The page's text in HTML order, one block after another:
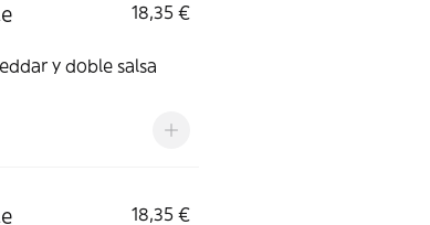
18,35 €
y doble salsa
18,35 €